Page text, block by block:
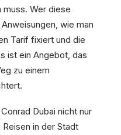
Wer diese
wie man
Tarif fixiert und die
ist ein Angebot, das
zu einem
Dubai nicht nur
in der Stadt